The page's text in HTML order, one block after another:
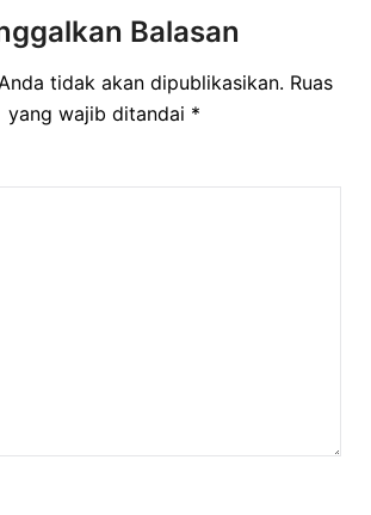
Balasan
tidak akan dipublikasikan. Ruas
yang wajib ditandai *